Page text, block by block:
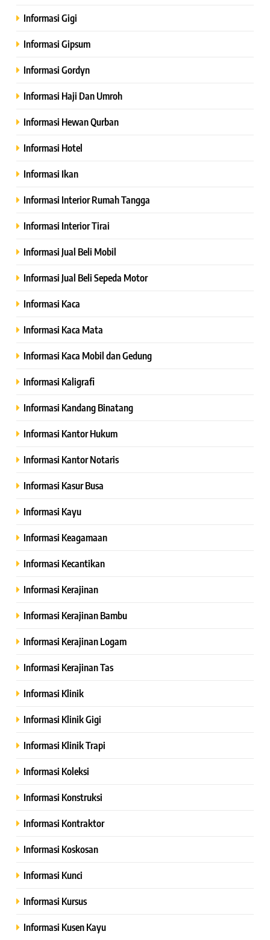
Informasi Gigi
Informasi Gipsum
Informasi Gordyn
Informasi Haji Dan Umroh
Informasi Hewan Qurban
Informasi Hotel
Informasi Ikan
Informasi Interior Rumah Tangga
Informasi Interior Tirai
Informasi Jual Beli Mobil
Informasi Jual Beli Sepeda Motor
Informasi Kaca
Informasi Kaca Mata
Informasi Kaca Mobil dan Gedung
Informasi Kaligrafi
Informasi Kandang Binatang
Informasi Kantor Hukum
Informasi Kantor Notaris
Informasi Kasur Busa
Informasi Kayu
Informasi Keagamaan
Informasi Kecantikan
Informasi Kerajinan
Informasi Kerajinan Bambu
Informasi Kerajinan Logam
Informasi Kerajinan Tas
Informasi Klinik
Informasi Klinik Gigi
Informasi Klinik Trapi
Informasi Koleksi
Informasi Konstruksi
Informasi Kontraktor
Informasi Koskosan
Informasi Kunci
Informasi Kursus
Informasi Kusen Kayu